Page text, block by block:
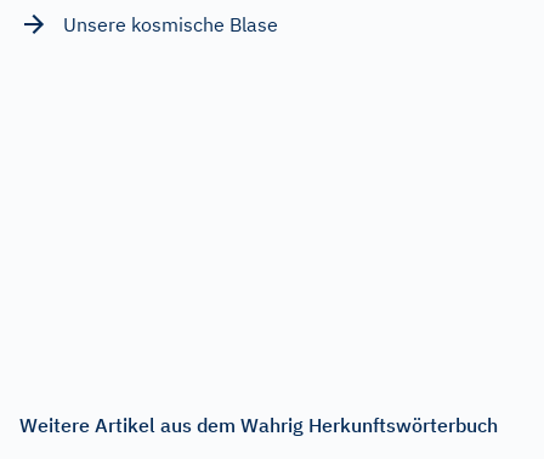
Unsere kosmische Blase
Weitere Artikel aus dem Wahrig Herkunftswörterbuch